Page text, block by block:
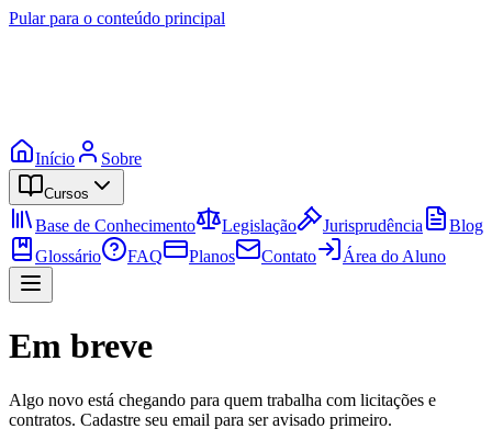
Pular para o conteúdo principal
Início Sobre
Cursos
Base de Conhecimento Legislação Jurisprudência
Blog
Glossário
FAQ Planos Contato Área do Aluno
Em breve
Algo novo está chegando para quem trabalha com licitações e
contratos. Cadastre seu email para ser avisado primeiro.